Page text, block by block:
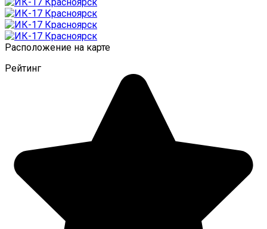
Расположение на карте
Рейтинг